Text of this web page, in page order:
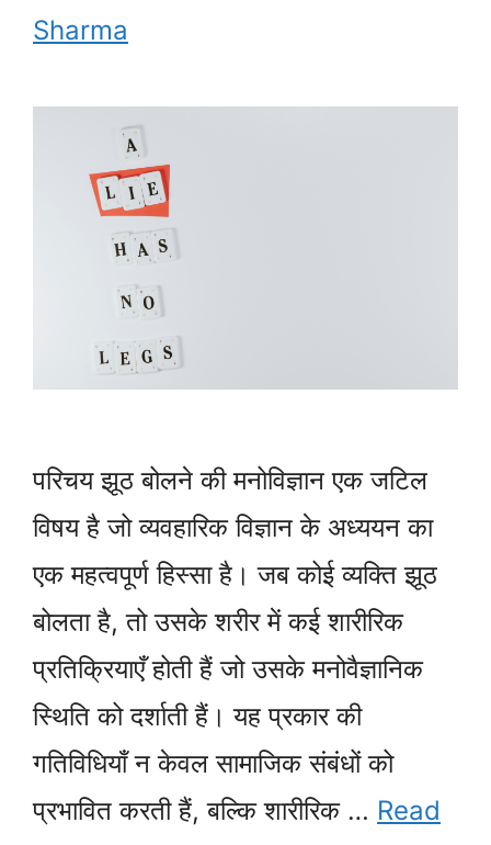
Sharma
परिचय झूठ बोलने की मनोविज्ञान एक जटिल
विषय है जो व्यवहारिक विज्ञान के अध्ययन का
एक महत्वपूर्ण हिस्सा है। जब कोई व्यक्ति झूठ
बोलता है, तो उसके शरीर में कई शारीरिक
प्रतिक्रियाएँ होती हैं जो उसके मनोवैज्ञानिक
स्थिति को दर्शाती हैं। यह प्रकार की
गतिविधियाँ न केवल सामाजिक संबंधों को
प्रभावित करती हैं, बल्कि शारीरिक … Read